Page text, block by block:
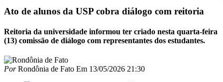
Ato de alunos da USP cobra diálogo com reitoria
Reitoria da universidade informou ter criado nesta quarta-feira
(13) comissão de diálogo com representantes dos estudantes.
PorRondônia de Fato Em 13/05/2026 21:30